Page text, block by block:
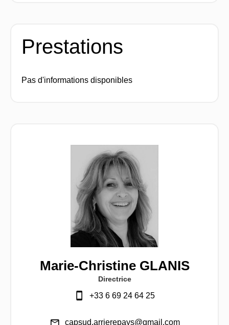
Prestations
Pas d'informations disponibles
Marie-Christine GLANIS
Directrice
+33 6 69 24 64 25
capsud.arrierepays@gmail.com